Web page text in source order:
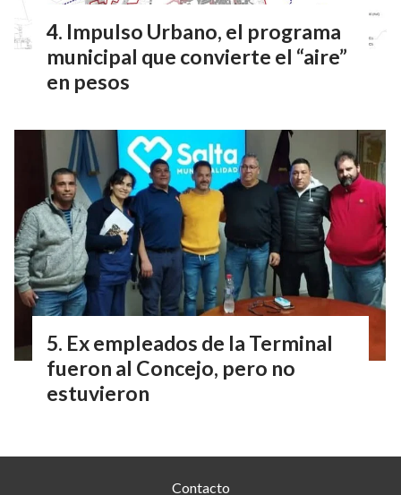
Impulso Urbano, el programa
municipal que convierte el “aire”
en pesos
Ex empleados de la Terminal
fueron al Concejo, pero no
estuvieron
Contacto